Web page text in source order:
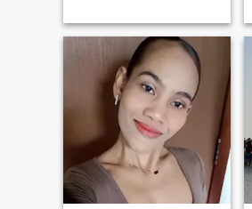
hijo, mi mayor Mi hijo está
casado y me ha dado la
alegría de convertirme en
abuela. \ N \ NI actualmente
trabajo como escuela
primaria Maestro y agente
de seguros de vida a tiempo
parcial, encuentro un gran
significado en guiar a otros y
ayudarlos a planificar para
ellos Fuera del trabajo,
disfruto cocinar, escuchar
música y pasar tiempo junto
al mar, es donde más me